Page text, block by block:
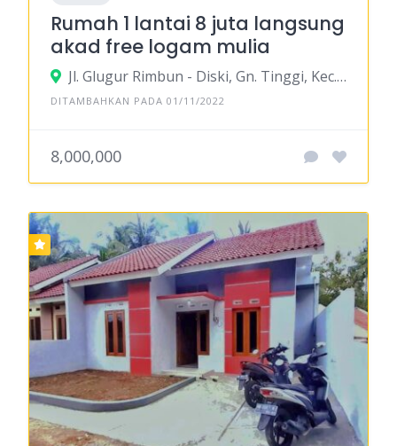
Rumah 1 lantai 8 juta langsung
akad free logam mulia
Jl. Glugur Rimbun - Diski, Gn. Tinggi, Kec. Pancur Batu, Kabupaten Deli Serdang, Sumatera Utara
DITAMBAHKAN PADA 01/11/2022
8,000,000